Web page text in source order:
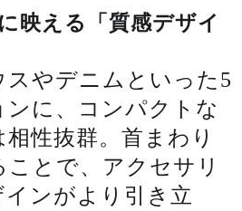
映える「質感デザイ
やデニムといった5
ンに、コンパクトな
性抜群。首まわり
とで、アクセサリ
ンがより引き立